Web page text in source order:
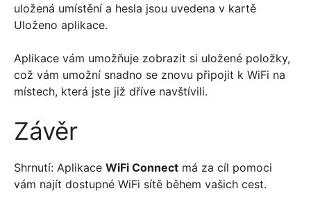
uložená umístění a hesla jsou uvedena v kartě
Uloženo aplikace.
Aplikace vám umožňuje zobrazit si uložené položky,
což vám umožní snadno se znovu připojit k WiFi na
místech, která jste již dříve navštívili.
Závěr
Shrnutí: Aplikace WiFi Connect má za cíl pomoci
vám najít dostupné WiFi sítě během vašich cest.